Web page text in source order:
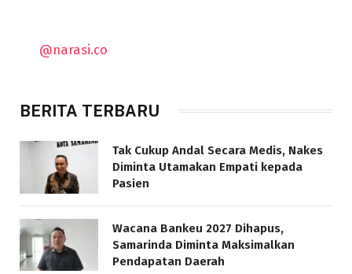
@narasi.co
BERITA TERBARU
Tak Cukup Andal Secara Medis, Nakes
Diminta Utamakan Empati kepada
Pasien
Wacana Bankeu 2027 Dihapus,
Samarinda Diminta Maksimalkan
Pendapatan Daerah